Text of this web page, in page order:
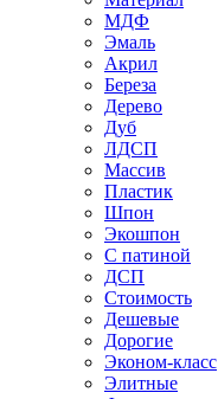
МДФ
Эмаль
Акрил
Береза
Дерево
Дуб
ЛДСП
Массив
Пластик
Шпон
Экошпон
С патиной
ДСП
Стоимость
Дешевые
Дорогие
Эконом-класс
Элитные